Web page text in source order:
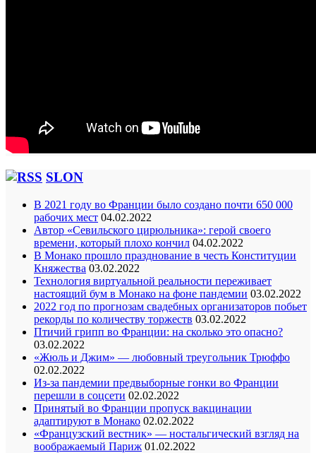
SLON
В 2021 году во Франции было создано почти 650 000
рабочих мест 04.02.2022
Автор «Севильского цирюльника»: герой своего
времени, который плохо кончил 04.02.2022
В Монако прошло празднование в честь Конституции
Княжества 03.02.2022
Технология виртуальной реальности переживает
настоящий бум в Монако на фоне пандемии 03.02.2022
2022 год по прогнозам свадебных организаторов побьет
рекорды по количеству торжеств 03.02.2022
Птичий грипп во Франции: на сколько это опасно?
03.02.2022
«Жюль и Джим» — любовный треугольник Трюффо
02.02.2022
Из-за пандемии предвыборные гонки во Франции
перешли в соцсети 02.02.2022
Принятый во Франции пропуск вакцинации
адаптируют в Монако 02.02.2022
«Французский вестник» — ностальгический взгляд на
воображаемый Париж 01.02.2022